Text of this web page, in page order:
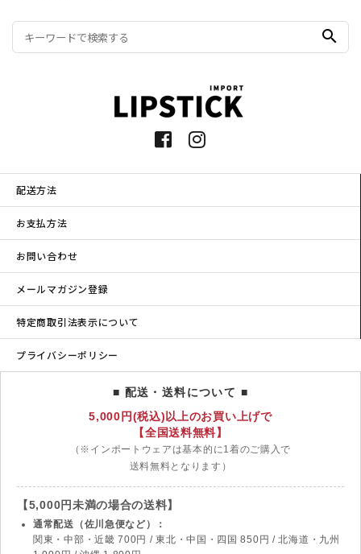
search
配送方法
お支払方法
お問い合わせ
メールマガジン登録
特定商取引法表示について
プライバシーポリシー
■ 配送・送料について ■
5,000円(税込)以上のお買い上げで
【全国送料無料】
（※インポートウェアは基本的に1着のご購入で
送料無料となります）
【5,000円未満の場合の送料】
通常配送（佐川急便など）：
関東・中部・近畿 700円 / 東北・中国・四国 850円 / 北海道・九州